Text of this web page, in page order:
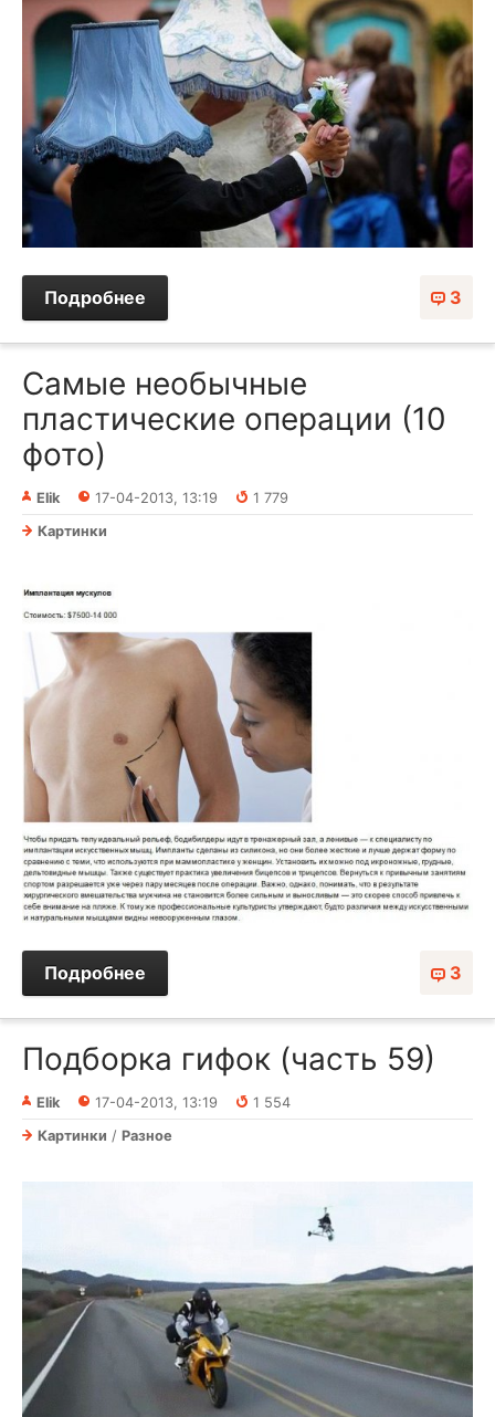
3
Подробнее
Самые необычные
пластические операции (10
фото)
Elik 17-04-2013, 13:19
1 779
Картинки
3
Подробнее
Подборка гифок (часть 59)
Elik 17-04-2013, 13:19
1 554
Картинки / Разное